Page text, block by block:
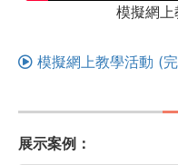
模擬網
模擬網上教學活動 (
展示案例：